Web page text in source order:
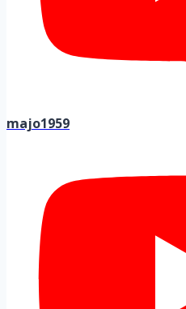
majo1959